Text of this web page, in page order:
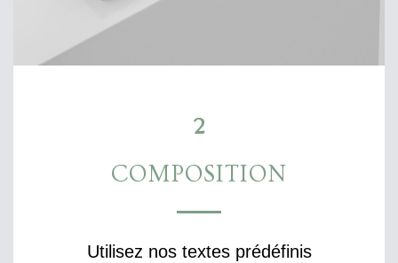
2
COMPOSITION
Utilisez nos textes prédéfinis